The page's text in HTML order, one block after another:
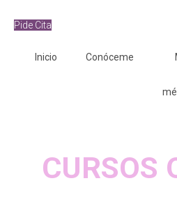
Pide Cita
Inicio Conóceme
CURSOS